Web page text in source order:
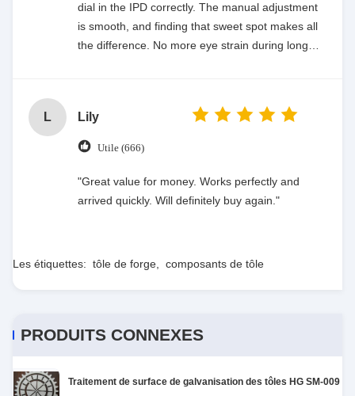
dial in the IPD correctly. The manual adjustment
is smooth, and finding that sweet spot makes all
the difference. No more eye strain during long
manual adjustment is smooth, and finding that
sweet spot makes all the difference. No more eye
taking the time to set it up properly!""The Pico 4's
visual clarity is fantastic once you dial in the IPD
recommend taking the time to set it up
properly!""The Pico 4's visual clarity is fantastic
adjustment is smooth, and finding that sweet spot
L Lily
Utile (666)
"Great value for money. Works perfectly and
arrived quickly. Will definitely buy again."
Les étiquettes: tôle de forge composants de tôle
PRODUITS CONNEXES
Traitement de surface de galvanisation des tôles HG SM-009